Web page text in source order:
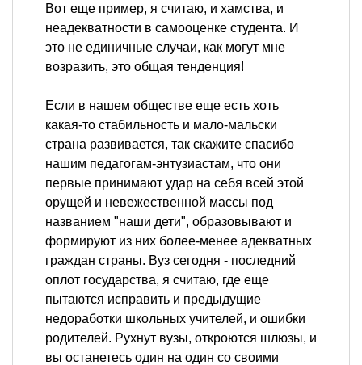
Вот еще пример, я считаю, и хамства, и
неадекватности в самооценке студента. И
это не единичные случаи, как могут мне
возразить, это общая тенденция!
Если в нашем обществе еще есть хоть
какая-то стабильность и мало-мальски
страна развивается, так скажите спасибо
нашим педагогам-энтузиастам, что они
первые принимают удар на себя всей этой
орущей и невежественной массы под
названием "наши дети", образовывают и
формируют из них более-менее адекватных
граждан страны. Вуз сегодня - последний
оплот государства, я считаю, где еще
пытаются исправить и предыдущие
недоработки школьных учителей, и ошибки
родителей. Рухнут вузы, откроются шлюзы, и
вы останетесь один на один со своими